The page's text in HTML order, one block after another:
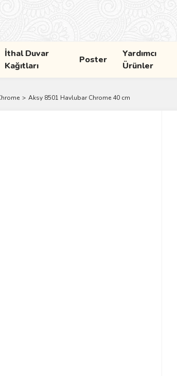
İthal Duvar
Kağıtları
Poster
Yardımcı
Ürünler
Aksy 8501 Havlubar Chrome 40 cm